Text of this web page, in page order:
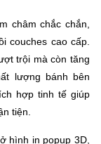
châm chắc chắn,
couches cao cấp.
trội mà còn tăng
lượng bánh bên
hợp tinh tế giúp
tiện.
hình in popup 3D,